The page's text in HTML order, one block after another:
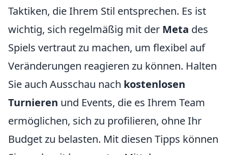
Taktiken, die Ihrem Stil entsprechen. Es ist
wichtig, sich regelmäßig mit der Meta des
Spiels vertraut zu machen, um flexibel auf
Veränderungen reagieren zu können. Halten
Sie auch Ausschau nach kostenlosen
Turnieren und Events, die es Ihrem Team
ermöglichen, sich zu profilieren, ohne Ihr
Budget zu belasten. Mit diesen Tipps können